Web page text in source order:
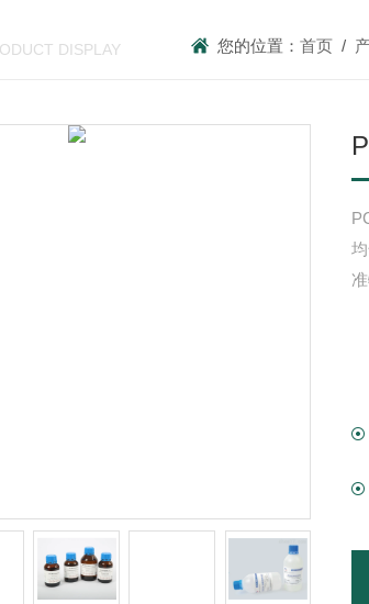
DISPLAY 您的位置：首页 /